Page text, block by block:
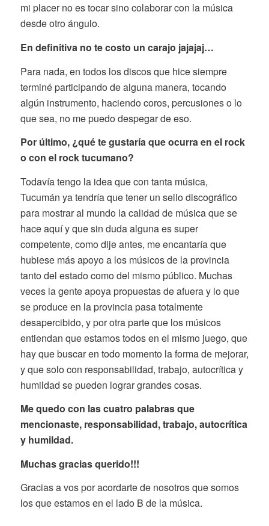
mi placer no es tocar sino colaborar con la música
desde otro ángulo.
En definitiva no te costo un carajo jajajaj…
Para nada, en todos los discos que hice siempre
terminé participando de alguna manera, tocando
algún instrumento, haciendo coros, percusiones o lo
que sea, no me puedo despegar de eso.
Por último, ¿qué te gustaría que ocurra en el rock
o con el rock tucumano?
Todavía tengo la idea que con tanta música,
Tucumán ya tendría que tener un sello discográfico
para mostrar al mundo la calidad de música que se
hace aquí y que sin duda alguna es super
competente, como dije antes, me encantaría que
hubiese más apoyo a los músicos de la provincia
tanto del estado como del mismo público. Muchas
veces la gente apoya propuestas de afuera y lo que
se produce en la provincia pasa totalmente
desapercibido, y por otra parte que los músicos
entiendan que estamos todos en el mismo juego, que
hay que buscar en todo momento la forma de mejorar,
y que solo con responsabilidad, trabajo, autocrítica y
humildad se pueden lograr grandes cosas.
Me quedo con las cuatro palabras que
mencionaste, responsabilidad, trabajo, autocrítica
y humildad.
Muchas gracias querido!!!
Gracias a vos por acordarte de nosotros que somos
los que estamos en el lado B de la música.